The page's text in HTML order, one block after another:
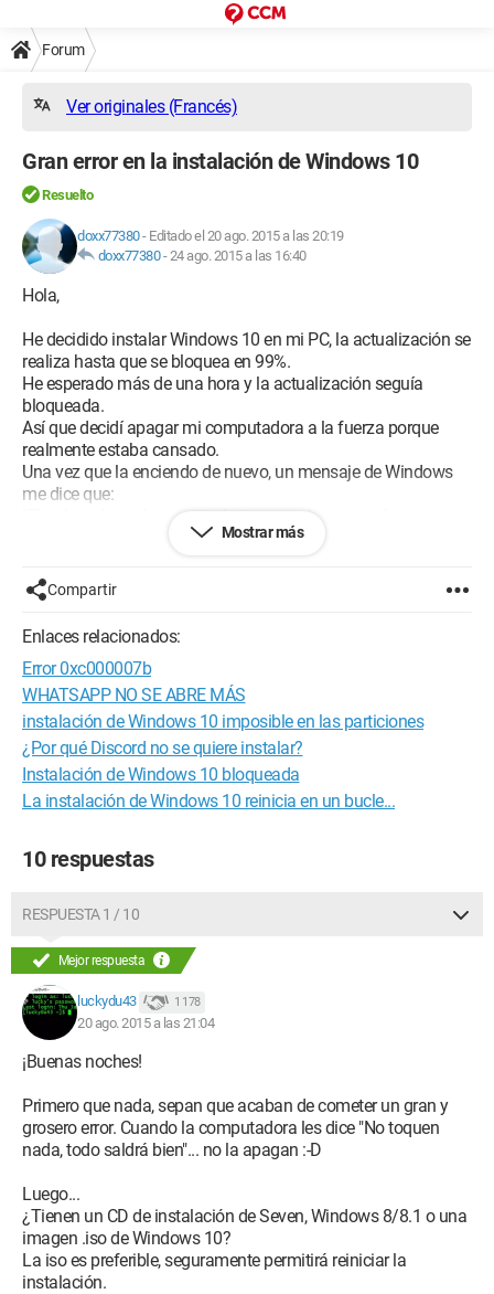
Forum
Ver originales (Francés)
Gran error en la instalación de Windows 10
Resuelto
doxx77380- Editado el 20 ago. 2015 a las 20:19
doxx77380-24 ago. 2015 a las 16:40
Hola,
He decidido instalar Windows 10 en mi PC, la actualización se
realiza hasta que se bloquea en 99%.
He esperado más de una hora y la actualización seguía
bloqueada.
Así que decidí apagar mi computadora a la fuerza porque
realmente estaba cansado.
Una vez que la enciendo de nuevo, un mensaje de Windows
me dice que:
"El ordenador se ha reiniciado inesperadamente o ha
encontrado un error inesperado. La instalación de Windows
ACEPTAR >> para reiniciar el ordenador y luego reinicie la
instalación.
Y esto es infinito, he hecho clic 1000 veces en "ACEPTAR" para
que la computadora se reinicie, pero este mensaje aparece
infinitamente.
Ayúdame por favor, he intentado solucionar mi problema
durante 3 días, pero lamentablemente sin éxito...
Gracias por leer y por sus futuras respuestas.
( Ordenador portátil Compaq )
Mostrar más
Compartir
Enlaces relacionados:
Error 0xc000007b
WHATSAPP NO SE ABRE MÁS
instalación de Windows 10 imposible en las particiones
¿Por qué Discord no se quiere instalar?
Instalación de Windows 10 bloqueada
La instalación de Windows 10 reinicia en un bucle...
10 respuestas
RESPUESTA 1 / 10
Mejor respuesta
luckydu43 1 178
20 ago. 2015 a las 21:04
¡Buenas noches!
Primero que nada, sepan que acaban de cometer un gran y
grosero error. Cuando la computadora les dice "No toquen
nada, todo saldrá bien"... no la apagan :-D
Luego...
¿Tienen un CD de instalación de Seven, Windows 8/8.1 o una
imagen .iso de Windows 10?
La iso es preferible, seguramente permitirá reiniciar la
instalación.